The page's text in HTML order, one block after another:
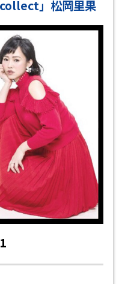
」松岡里果